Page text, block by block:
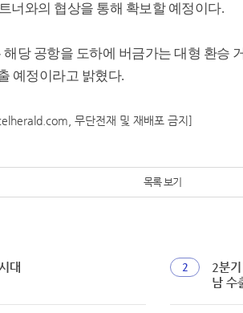
너와의 협상을 통해 확보할 예정이다.
당 공항을 도하에 버금가는 대형 환승
예정이라고 밝혔다.
무단전재 및 재배포 금지]
목록 보기
대 2
2분
남 수